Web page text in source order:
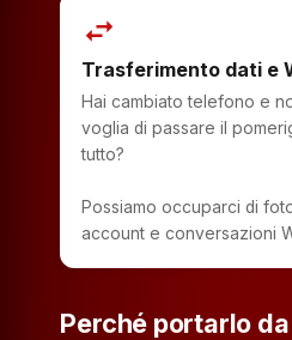
swap_horiz
Trasferimento dati e
Hai cambiato telefono e
voglia di passare il
tutto?
Possiamo occuparci di
account e conversazioni
Perché portarlo